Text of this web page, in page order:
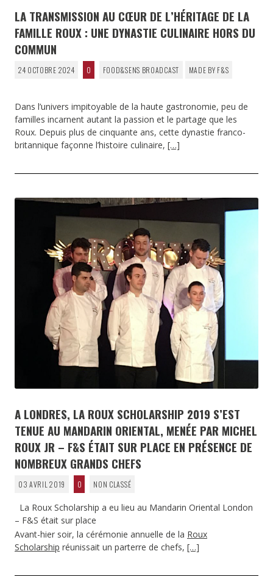
LA TRANSMISSION AU CŒUR DE L’HÉRITAGE DE LA
FAMILLE ROUX : UNE DYNASTIE CULINAIRE HORS DU
COMMUN
24 OCTOBRE 2024 0 FOOD&SENS BROADCAST MADE BY F&S
Dans l’univers impitoyable de la haute gastronomie, peu de
familles incarnent autant la passion et le partage que les
Roux. Depuis plus de cinquante ans, cette dynastie franco-
britannique façonne l’histoire culinaire, […]
A LONDRES, LA ROUX SCHOLARSHIP 2019 S’EST
TENUE AU MANDARIN ORIENTAL, MENÉE PAR MICHEL
ROUX JR – F&S ÉTAIT SUR PLACE EN PRÉSENCE DE
NOMBREUX GRANDS CHEFS
03 AVRIL 2019 0 NON CLASSÉ
La Roux Scholarship a eu lieu au Mandarin Oriental London
– F&S était sur place
Avant-hier soir, la cérémonie annuelle de la Roux
Scholarship réunissait un parterre de chefs, […]